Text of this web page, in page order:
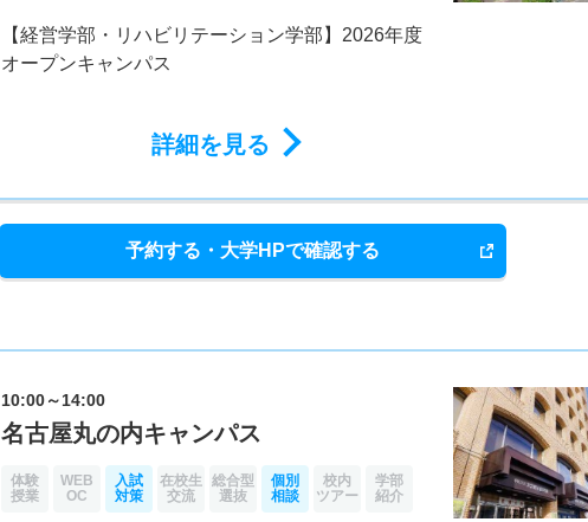
【経営学部・リハビリテーション学部】2026年度
オープンキャンパス
詳細を見る
予約する・大学HPで確認する
10:00～14:00
名古屋丸の内キャンパス
体験
授業
WEB
OC
入試
対策
在校生
交流
総合型
選抜
個別
相談
校内
ツアー
学部
紹介